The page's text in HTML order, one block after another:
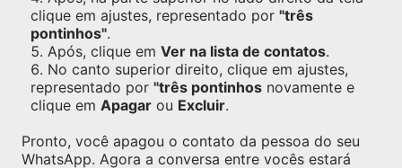
clique em ajustes, representado por "três
pontinhos".
Após, clique em Ver na lista de contatos.
No canto superior direito, clique em ajustes,
representado por "três pontinhos novamente e
clique em Apagar ou Excluir.
Pronto, você apagou o contato da pessoa do seu
WhatsApp. Agora a conversa entre vocês estará